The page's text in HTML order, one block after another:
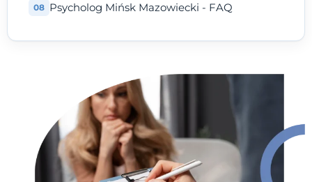
Psycholog Mińsk Mazowiecki - FAQ